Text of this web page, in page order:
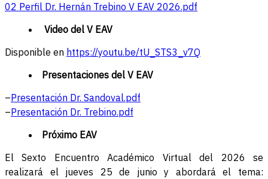
02 Perfil Dr. Hernán Trebino V EAV 2026.pdf
Video del V EAV
Disponible en https://youtu.be/tU_STS3_v7Q
Presentaciones del V EAV
–Presentación Dr. Sandoval.pdf
–Presentación Dr. Trebino.pdf
Próximo EAV
El Sexto Encuentro Académico Virtual del 2026 se
realizará el jueves 25 de junio y abordará el tema: